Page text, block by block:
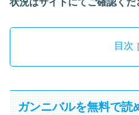
状況はサイトにてご確認くだ
目次
ガンニバルを無料で読